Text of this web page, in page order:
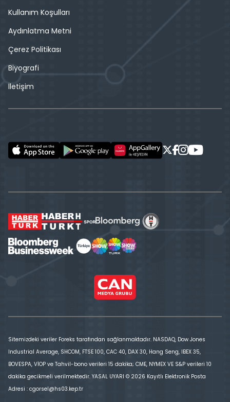
Kullanım Koşulları
Aydınlatma Metni
Çerez Politikası
Biyografi
İletişim
Sitemizdeki veriler Foreks tarafından sağlanmaktadır. NASDAQ, Dow Jones
Industrial Average, SHCOM, FTSE 100, CAC 40, DAX 30, Hang Seng, IBEX 35,
BOVESPA, VİOP ve Tahvil-bono verileri 15 dakika; CME, NYMEX VE S&P verileri 10
dakika gecikmeli verilmektedir. YASAL UYARI © 2026 Kayıtlı Elektronik Posta
Adresi : cgorsel@hs03.kep.tr